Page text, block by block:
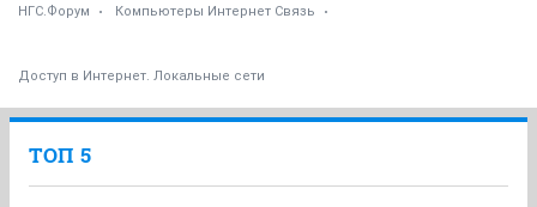
НГС.Форум Компьютеры Интернет Связь
Доступ в Интернет. Локальные сети
ТОП 5